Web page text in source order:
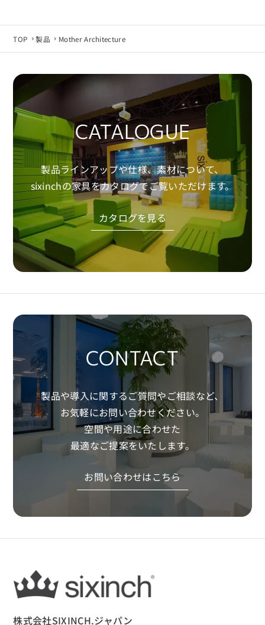
TOP 製品 Mother Architecture
CATALOGUE
製品ラインアップや仕様、素材について、
sixinchの家具をカタログでご覧いただけます。
カタログを見る
CONTACT
製品や導入に関するご質問やご相談など、
お気軽にお問い合わせください。
空間や用途に合わせた
最適なご提案をいたします。
お問い合わせはこちら
株式会社SIXINCH.ジャパン